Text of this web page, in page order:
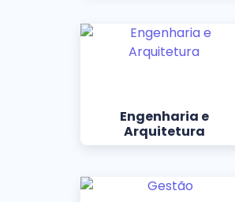
Engenharia e
Arquitetura